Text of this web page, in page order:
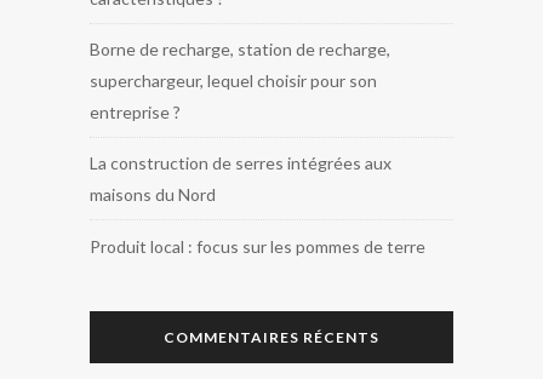
Borne de recharge, station de recharge,
superchargeur, lequel choisir pour son
entreprise ?
La construction de serres intégrées aux
maisons du Nord
Produit local : focus sur les pommes de terre
COMMENTAIRES RÉCENTS